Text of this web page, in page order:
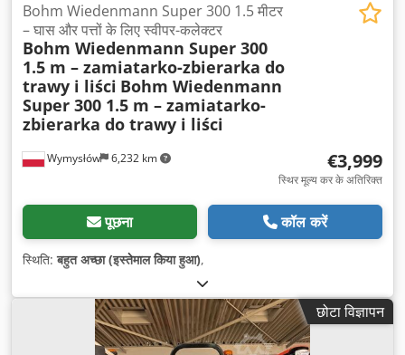
Wymysłów 6,232 km
Bohm Wiedenmann Super 300 1.5 मीटर
– घास और पत्तों के लिए स्वीपर-कलेक्टर
Bohm Wiedenmann Super 300
1.5 m – zamiatarko-zbierarka do
trawy i liści Bohm Wiedenmann
Super 300 1.5 m – zamiatarko-
zbierarka do trawy i liści
€3,999
स्थिर मूल्य कर के अतिरिक्त
पूछना कॉल करें
स्थिति:बहुत अच्छा (इस्तेमाल किया हुआ),
छोटा विज्ञापन